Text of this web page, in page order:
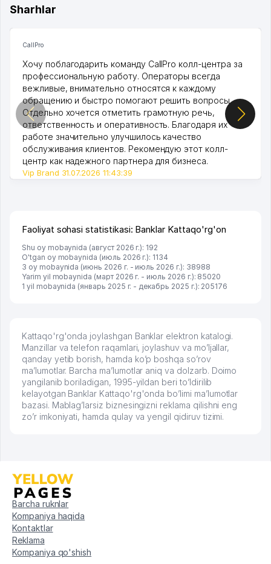
Sharhlar
CallPro
Хочу поблагодарить команду CallPro колл-центра за
профессиональную работу. Операторы всегда
вежливые, внимательно относятся к каждому
обращению и быстро помогают решить вопросы.
Отдельно хочется отметить грамотную речь,
ответственность и оперативность. Благодаря их
работе значительно улучшилось качество
обслуживания клиентов. Рекомендую этот колл-
центр как надежного партнера для бизнеса.
Vip Brand 31.07.2026 11:43:39
Faoliyat sohasi statistikasi: Banklar Kattaqo'rg'on
Shu oy mobaynida (август 2026 г.): 192
O'tgan oy mobaynida (июль 2026 г.): 1134
3 oy mobaynida (июнь 2026 г. - июль 2026 г.): 38988
Yarim yil mobaynida (март 2026 г. - июль 2026 г.): 85020
1 yil mobaynida (январь 2025 г. - декабрь 2025 г.): 205176
Kattaqo'rg'onda joylashgan Banklar elektron katalogi.
Manzillar va telefon raqamlari, joylashuv va mo’ljallar,
qanday yetib borish, hamda ko’p boshqa so’rov
ma’lumotlar. Barcha ma’lumotlar aniq va dolzarb. Doimo
yangilanib boriladigan, 1995-yildan beri to’ldirilib
kelayotgan Banklar Kattaqo'rg'onda bo’limi ma’lumotlar
bazasi. Mablag’larsiz biznesingizni reklama qilishni eng
zo’r imkoniyati, hamda qulay va yengil qidiruv tizimi.
Barcha ruknlar
Kompaniya haqida
Kontaktlar
Reklama
Kompaniya qo'shish